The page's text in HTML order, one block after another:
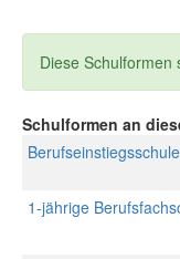
Diese Schulformen
Schulformen an
Berufseinstiegsschule
1-jährige